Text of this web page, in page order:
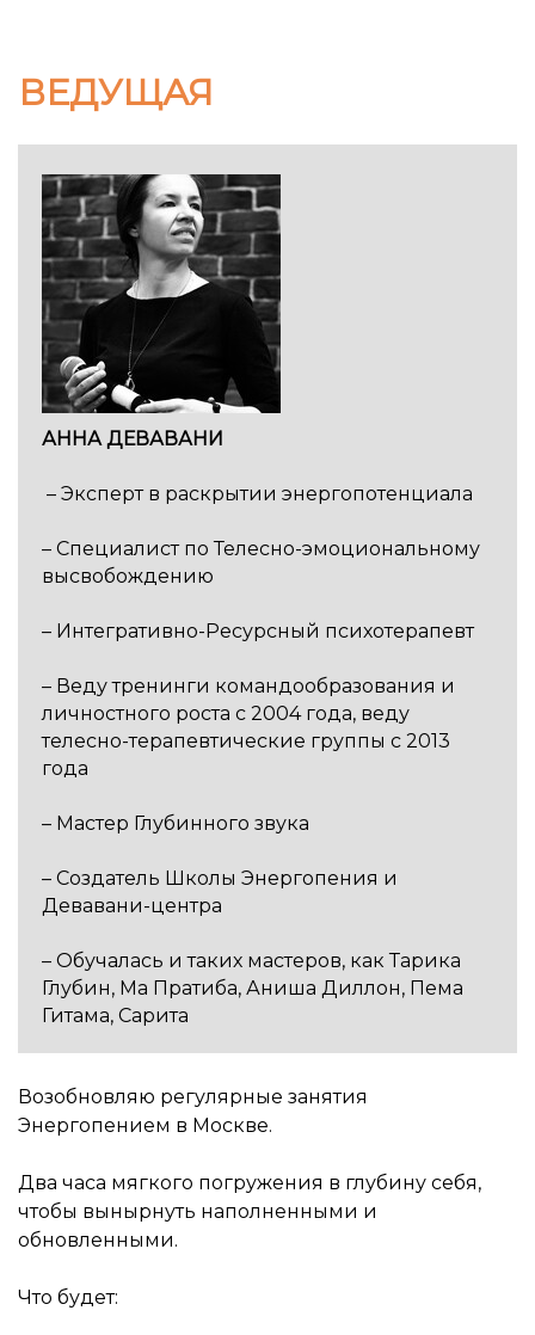
ВЕДУЩАЯ
АННА ДЕВАВАНИ
– Эксперт в раскрытии энергопотенциала
– Специалист по Телесно-эмоциональному
высвобождению
– Интегративно-Ресурсный психотерапевт
– Веду тренинги командообразования и
личностного роста с 2004 года, веду
телесно-терапевтические группы с 2013
года
– Мастер Глубинного звука
– Создатель Школы Энергопения и
Девавани-центра
– Обучалась и таких мастеров, как Тарика
Глубин, Ма Пратиба, Аниша Диллон, Пема
Гитама, Сарита
Возобновляю регулярные занятия
Энергопением в Москве.
Два часа мягкого погружения в глубину себя,
чтобы вынырнуть наполненными и
обновленными.
Что будет: